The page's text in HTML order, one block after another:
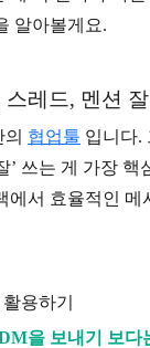
알아볼게요.
레드, 멘션
협업툴 입니다.
’ 쓰는 게 가장 핵
에서 효율적인 메
용하기
을 보내기 보다